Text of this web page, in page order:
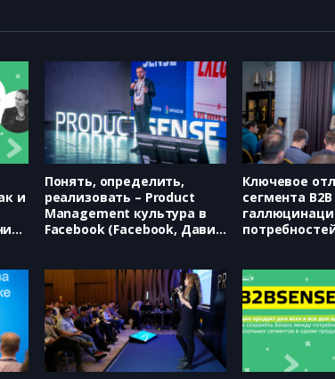
и
Понять, определить,
реализовать – Product
Management культура в
Facebook (Facebook, Давид
Ключевое
сегмента B2B